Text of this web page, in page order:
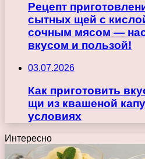
Рецепт
сытных щей с
сочным мясом —
вкусом и пользой!
03.07.2026
Как приготовить
щи из квашеной
условиях
Интересно